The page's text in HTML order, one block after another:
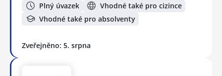
Plný úvazek
Vhodné také pro cizince
Vhodné také pro absolventy
Zveřejněno: 5. srpna